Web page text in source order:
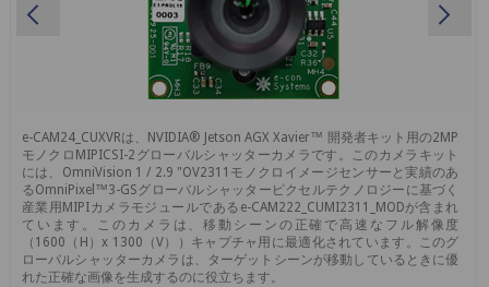
e-CAM24_CUXVRは、NVIDIA® Jetson AGX Xavier™ 開発者キット用の2MP
モノクロMIPICSI-2グローバルシャッターカメラです。このカメラキット
には、OmniVision 1 / 2.9 "OV2311モノクロイメージセンサーと実績のあ
るOmniPixel™3-GSグローバルシャッターピクセルテクノロジーに基づく
産業用MIPIカメラモジュールであるe-CAM222_CUMI2311_MODが含まれ
ています。このカメラは、移動シーンの正確で高速なフル解像度
（1600（H）x 1300（V））キャプチャ用に最適化されています。このグ
ローバルシャッターカメラは、ターゲットシーンが移動しているときに優
れた正確な画像を生成するのに役立ちます。